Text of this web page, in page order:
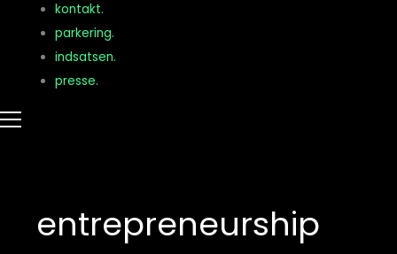
kontakt.
parkering.
indsatsen.
presse.
entrepreneurship